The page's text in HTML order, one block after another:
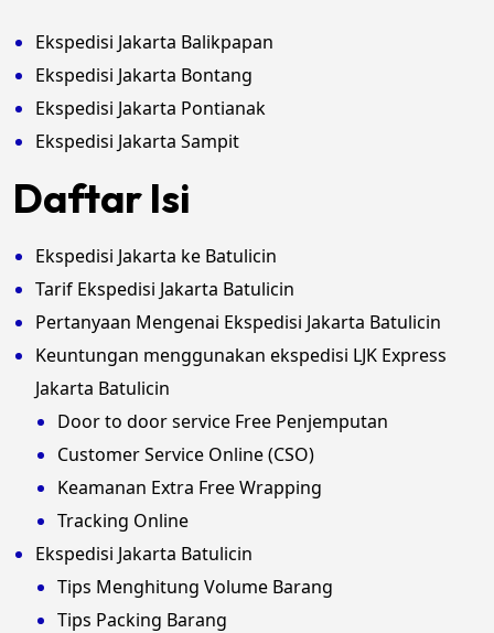
Ekspedisi Jakarta Balikpapan
Ekspedisi Jakarta Bontang
Ekspedisi Jakarta Pontianak
Ekspedisi Jakarta Sampit
Daftar Isi
Ekspedisi Jakarta ke Batulicin
Tarif Ekspedisi Jakarta Batulicin
Pertanyaan Mengenai Ekspedisi Jakarta Batulicin
Keuntungan menggunakan ekspedisi LJK Express
Jakarta Batulicin
Door to door service Free Penjemputan
Customer Service Online (CSO)
Keamanan Extra Free Wrapping
Tracking Online
Ekspedisi Jakarta Batulicin
Tips Menghitung Volume Barang
Tips Packing Barang